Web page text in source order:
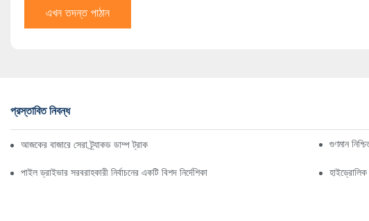
এখন তদন্ত পাঠান
প্রস্তাবিত নিবন্ধ
আজকের বাজারে সেরা ট্র্যাকড ডাম্প ট্রাক গুণমান
পাইল ড্রাইভার সরবরাহকারী নির্বাচনের একটি বিশদ নির্দেশিকা হাইড্রোলিক